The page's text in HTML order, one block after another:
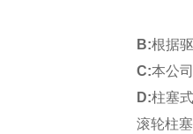
B:根据
C:本公
D:柱塞
滚轮柱塞